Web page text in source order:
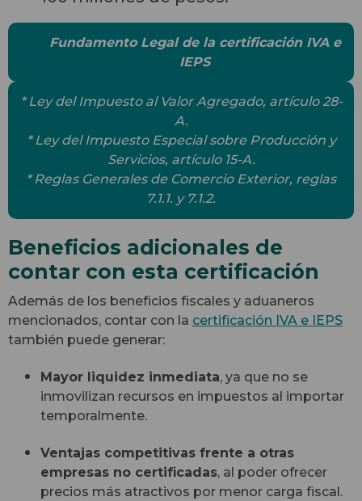
Fundamento Legal de la certificación IVA e
IEPS
* Ley del Impuesto al Valor Agregado, artículo 28-
A.
* Ley del Impuesto Especial sobre Producción y
Servicios, artículo 15-A.
* Reglas Generales de Comercio Exterior, reglas
7.1.1. y 7.1.2.
Beneficios adicionales de
contar con esta certificación
Además de los beneficios fiscales y aduaneros
mencionados, contar con la certificación IVA e IEPS
también puede generar:
Mayor liquidez inmediata, ya que no se
inmovilizan recursos en impuestos al importar
temporalmente.
Ventajas competitivas frente a otras
empresas no certificadas, al poder ofrecer
precios más atractivos por menor carga fiscal.